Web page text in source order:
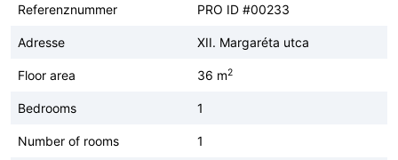
Referenznummer
PRO ID #00233
Adresse XII. Margaréta utca
Floor area 36 m2
Bedrooms 1
Number of rooms 1